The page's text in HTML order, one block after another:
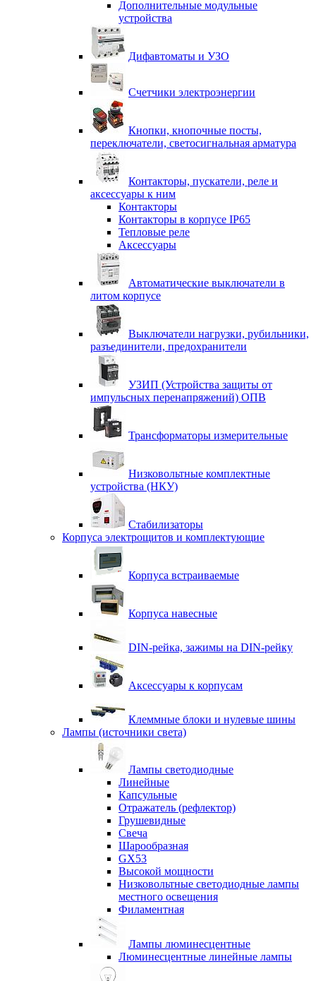
Дополнительные модульные
устройства
Дифавтоматы и УЗО
Счетчики электроэнергии
Кнопки, кнопочные посты,
переключатели, светосигнальная арматура
Контакторы, пускатели, реле и
аксессуары к ним
Контакторы
Контакторы в корпусе IP65
Тепловые реле
Аксессуары
Автоматические выключатели в
литом корпусе
Выключатели нагрузки, рубильники,
разъединители, предохранители
УЗИП (Устройства защиты от
импульсных перенапряжений) ОПВ
Трансформаторы измерительные
Низковольтные комплектные
устройства (НКУ)
Стабилизаторы
Корпуса электрощитов и комплектующие
Корпуса встраиваемые
Корпуса навесные
DIN-рейка, зажимы на DIN-рейку
Аксессуары к корпусам
Клеммные блоки и нулевые шины
Лампы (источники света)
Лампы светодиодные
Линейные
Капсульные
Отражатель (рефлектор)
Грушевидные
Свеча
Шарообразная
GX53
Высокой мощности
Низковольтные светодиодные лампы
местного освещения
Филаментная
Лампы люминесцентные
Люминесцентные линейные лампы